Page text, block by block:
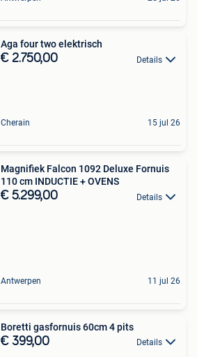
Aga four two elektrisch
€ 2.750,00 Details
Cherain 15 jul 26
Magnifiek Falcon 1092 Deluxe Fornuis
110 cm INDUCTIE + OVENS
€ 5.299,00 Details
Antwerpen 11 jul 26
Boretti gasfornuis 60cm 4 pits
€ 399,00 Details